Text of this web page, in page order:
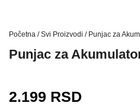
Početna /Svi Proizvodi / Punjac za
Punjac za
2.199 RSD